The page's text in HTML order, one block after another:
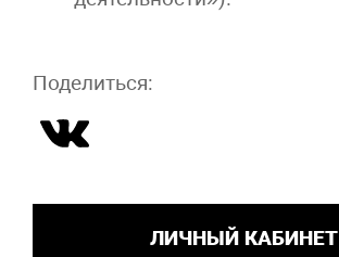
Поделиться:
ЛИЧНЫЙ КАБИНЕТ